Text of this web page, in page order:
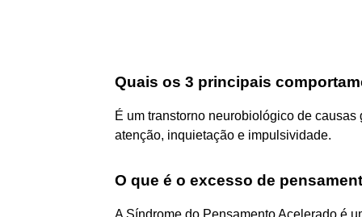
Quais os 3 principais
É um transtorno neurobiológico de
atenção, inquietação e impulsividade.
O que é o excesso de
A Síndrome do Pensamento Acelerado é